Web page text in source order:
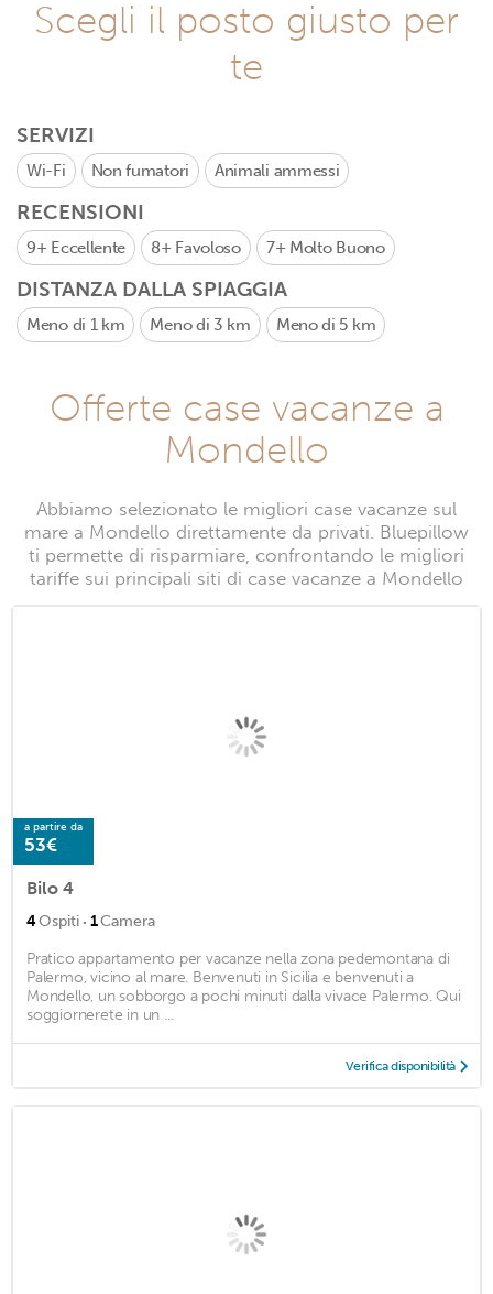
Scegli il posto giusto per
te
SERVIZI
Wi-Fi Non fumatori Animali ammessi
RECENSIONI
9+ Eccellente 8+ Favoloso 7+ Molto Buono
DISTANZA DALLA SPIAGGIA
Meno di 1 km Meno di 3 km Meno di 5 km
Offerte case vacanze a
Mondello
Abbiamo selezionato le migliori case vacanze sul
mare a Mondello direttamente da privati. Bluepillow
ti permette di risparmiare, confrontando le migliori
tariffe sui principali siti di case vacanze a Mondello
a partire da
53€
Bilo 4
4Ospiti · 1Camera
Pratico appartamento per vacanze nella zona pedemontana di
Palermo, vicino al mare. Benvenuti in Sicilia e benvenuti a
Mondello, un sobborgo a pochi minuti dalla vivace Palermo. Qui
soggiornerete in un ...
Verifica disponibilità